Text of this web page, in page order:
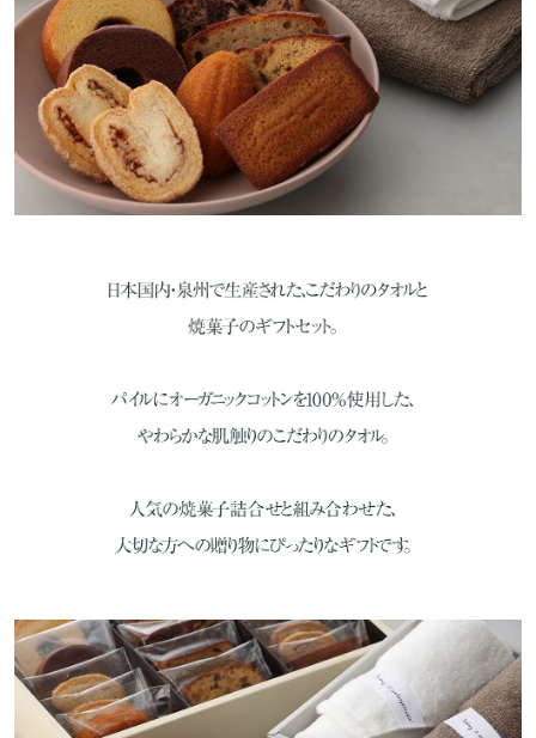
●ケークアングレ
【フルーツ砂糖漬（砂糖、オレンジピール、レーズン、
水飴、洋酒、乾燥アップル、レモンピール）（国内製
造）、バター、小麦粉、砂糖、卵、洋酒、プルーン加工
品、くるみ／膨脹剤、香料】
●マロンケーク
粉、栗ピューレ、洋酒、寒天／膨脹剤、安定剤（増粘多
【卵（国産）、アーモンドマジパン、バター、小麦粉、
砂糖、蜂蜜、オレンジペースト、乳等を主要原料とする
●マーブルケーク
ベリーピューレ、クリーム、ココアパウダー、ショート
ニング、アーモンドパウダー、ラズベリー濃縮果汁、レ
モン果汁、ラズベリーパウダー／トレハロース、膨脹
剤、乳化剤（大豆由来）、香料、着色料（紅花黄、野菜